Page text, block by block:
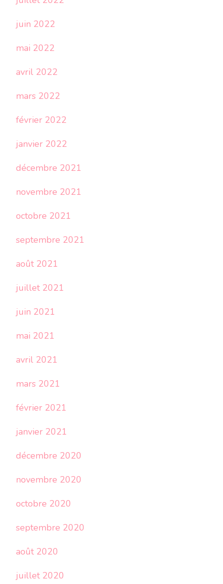
juin 2022
mai 2022
avril 2022
mars 2022
février 2022
janvier 2022
décembre 2021
novembre 2021
octobre 2021
septembre 2021
août 2021
juillet 2021
juin 2021
mai 2021
avril 2021
mars 2021
février 2021
janvier 2021
décembre 2020
novembre 2020
octobre 2020
septembre 2020
août 2020
juillet 2020